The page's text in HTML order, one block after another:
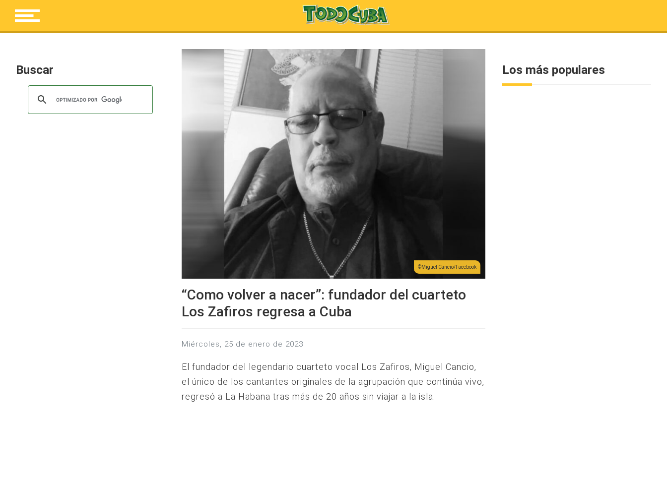
Buscar
Miguel Cancio/Facebook
“Como volver a nacer”: fundador del cuarteto
Los Zafiros regresa a Cuba
miércoles, 25 de enero de 2023
El fundador del legendario cuarteto vocal Los Zafiros, Miguel Cancio,
el único de los cantantes originales de la agrupación que continúa vivo,
regresó a La Habana tras más de 20 años sin viajar a la isla.
Los más populares